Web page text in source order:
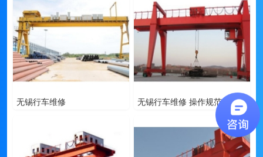
无锡行车维修 无锡行车维修 操作规范技术专业